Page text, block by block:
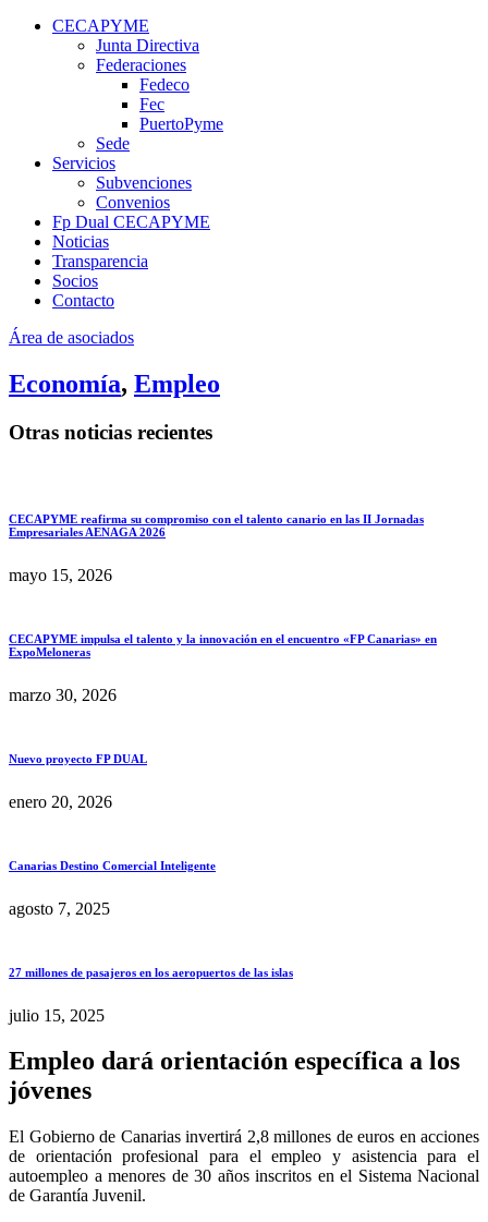
CECAPYME
Junta Directiva
Federaciones
Fedeco
Fec
PuertoPyme
Sede
Servicios
Subvenciones
Convenios
Fp Dual CECAPYME
Noticias
Transparencia
Socios
Contacto
Área de asociados
Economía, Empleo
Otras noticias recientes
CECAPYME reafirma su compromiso con el talento canario en las II Jornadas
Empresariales AENAGA 2026
mayo 15, 2026
CECAPYME impulsa el talento y la innovación en el encuentro «FP Canarias» en
ExpoMeloneras
marzo 30, 2026
Nuevo proyecto FP DUAL
enero 20, 2026
Canarias Destino Comercial Inteligente
agosto 7, 2025
27 millones de pasajeros en los aeropuertos de las islas
julio 15, 2025
Empleo dará orientación específica a los
jóvenes
El Gobierno de Canarias invertirá 2,8 millones de euros en acciones
de orientación profesional para el empleo y asistencia para el
autoempleo a menores de 30 años inscritos en el Sistema Nacional
de Garantía Juvenil.